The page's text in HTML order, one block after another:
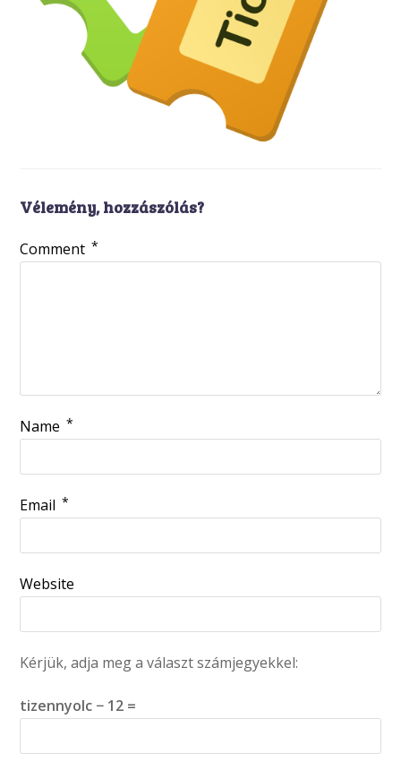
Vélemény, hozzászólás?
Comment *
Name *
Email *
Website
Kérjük, adja meg a választ számjegyekkel:
tizennyolc − 12 =